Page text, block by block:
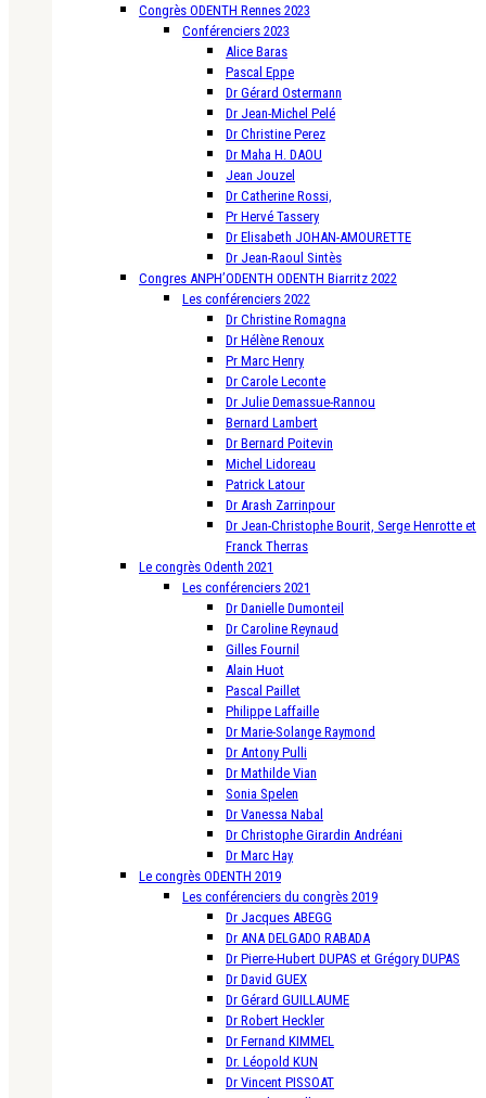
Congrès ODENTH Rennes 2023
Conférenciers 2023
Alice Baras
Pascal Eppe
Dr Gérard Ostermann
Dr Jean-Michel Pelé
Dr Christine Perez
Dr Maha H. DAOU
Jean Jouzel
Dr Catherine Rossi,
Pr Hervé Tassery
Dr Elisabeth JOHAN-AMOURETTE
Dr Jean-Raoul Sintès
Congres ANPH’ODENTH ODENTH Biarritz 2022
Les conférenciers 2022
Dr Christine Romagna
Dr Hélène Renoux
Pr Marc Henry
Dr Carole Leconte
Dr Julie Demassue-Rannou
Bernard Lambert
Dr Bernard Poitevin
Michel Lidoreau
Patrick Latour
Dr Arash Zarrinpour
Dr Jean-Christophe Bourit, Serge Henrotte et
Franck Therras
Le congrès Odenth 2021
Les conférenciers 2021
Dr Danielle Dumonteil
Dr Caroline Reynaud
Gilles Fournil
Alain Huot
Pascal Paillet
Philippe Laffaille
Dr Marie-Solange Raymond
Dr Antony Pulli
Dr Mathilde Vian
Sonia Spelen
Dr Vanessa Nabal
Dr Christophe Girardin Andréani
Dr Marc Hay
Le congrès ODENTH 2019
Les conférenciers du congrès 2019
Dr Jacques ABEGG
Dr ANA DELGADO RABADA
Dr Pierre-Hubert DUPAS et Grégory DUPAS
Dr David GUEX
Dr Gérard GUILLAUME
Dr Robert Heckler
Dr Fernand KIMMEL
Dr. Léopold KUN
Dr Vincent PISSOAT